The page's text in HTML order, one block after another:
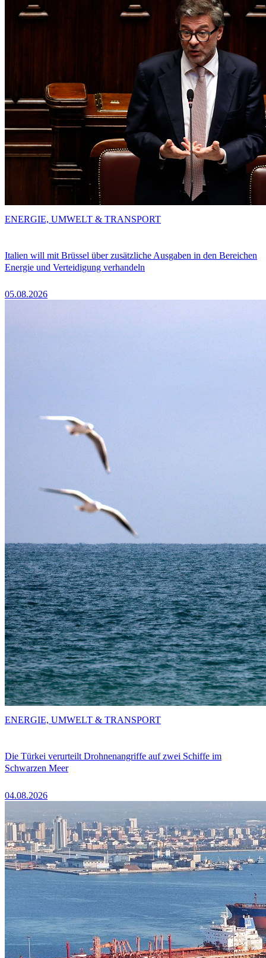
Italien will mit Brüssel über zusätzliche Ausgaben in den Bereichen
Energie und Verteidigung verhandeln
05.08.2026
ENERGIE, UMWELT & TRANSPORT
Die Türkei verurteilt Drohnenangriffe auf zwei Schiffe im
Schwarzen Meer
04.08.2026
ENERGIE, UMWELT & TRANSPORT